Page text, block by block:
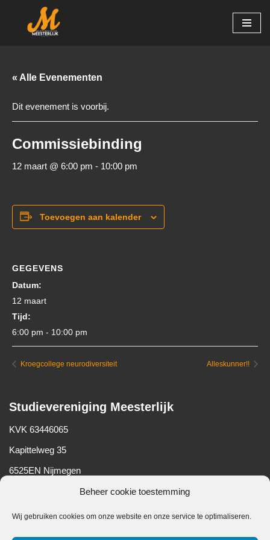
Beheer cookie toestemming
Wij gebruiken cookies om onze website en onze service te optimaliseren.
inhoud
« Alle Evenementen
Dit evenement is voorbij.
Commissiebinding
12 maart @ 6:00 pm - 10:00 pm
Toevoegen aan kalender
GEGEVENS
Datum:
12 maart
Tijd:
6:00 pm - 10:00 pm
Kroegcollege neurodiversiteit Alleskunner!!
Studievereniging Meesterlijk
KVK 63446065
Kapittelweg 35
6525EN Nijmegen
Belangrijke informatie